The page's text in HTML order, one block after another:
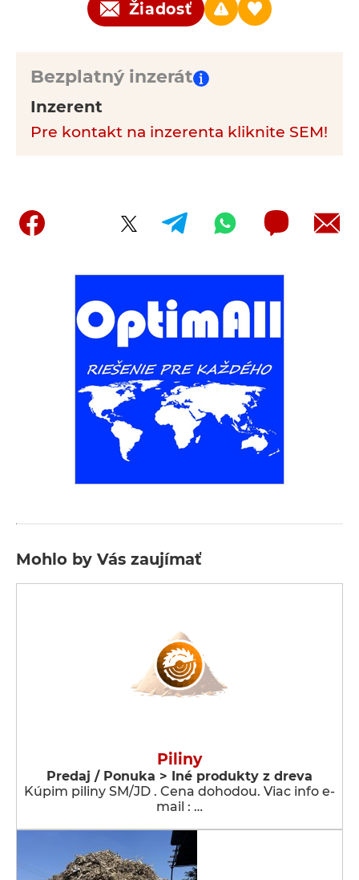
Žiadosť
Bezplatný inzerát
Inzerent
Pre kontakt na inzerenta kliknite SEM!
Mohlo by Vás zaujímať
Piliny
Predaj / Ponuka > Iné produkty z dreva
Kúpim piliny SM/JD . Cena dohodou. Viac info e-
mail : …